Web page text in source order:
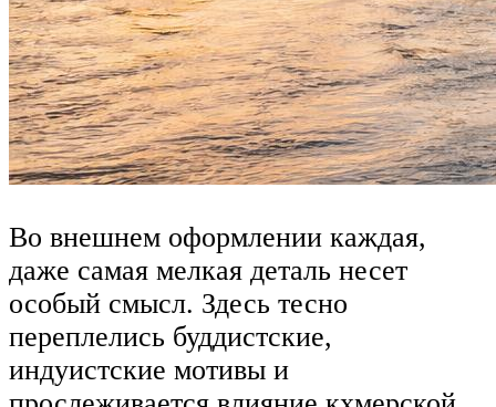
Во внешнем оформлении каждая,
даже самая мелкая деталь несет
особый смысл. Здесь тесно
переплелись буддистские,
индуистские мотивы и